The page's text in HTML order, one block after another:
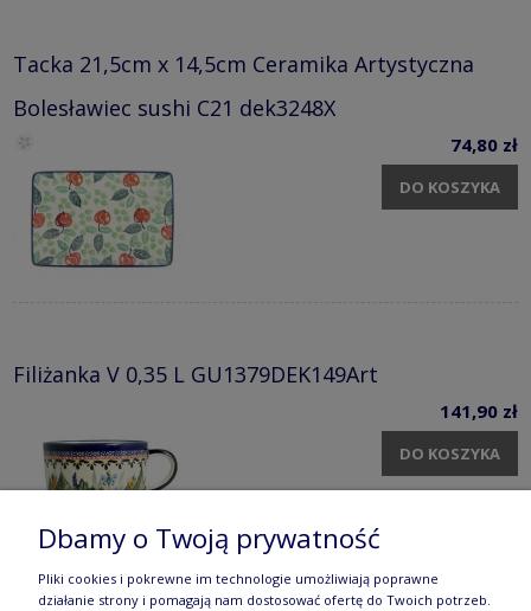
Tacka 21,5cm x 14,5cm Ceramika Artystyczna
Bolesławiec sushi C21 dek3248X
74,80 zł
DO KOSZYKA
Filiżanka V 0,35 L GU1379DEK149Art
141,90 zł
DO KOSZYKA
Dbamy o Twoją prywatność
Pliki cookies i pokrewne im technologie umożliwiają poprawne
działanie strony i pomagają nam dostosować ofertę do Twoich potrzeb.